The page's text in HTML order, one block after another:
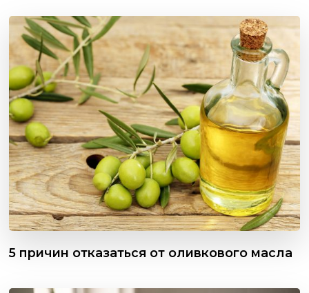
5 причин отказаться от оливкового масла